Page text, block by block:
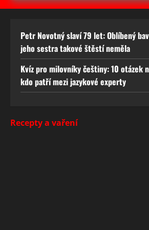
Petr Novotný slaví 79 let: Oblíbený
jeho sestra takové štěstí neměla
Kvíz pro milovníky češtiny: 10 otázek
kdo patří mezi jazykové experty
Recepty a vaření